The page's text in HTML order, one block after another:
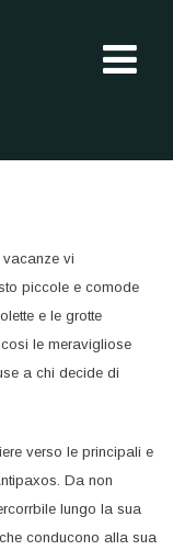
vacanze vi
piccole e comode
e le grotte
le meravigliose
a chi decide di
verso le principali e
Da non
lungo la sua
conducono alla sua